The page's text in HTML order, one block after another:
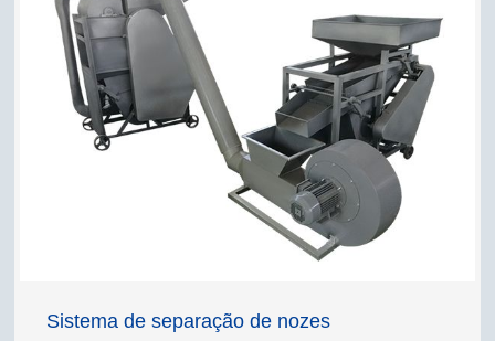
Sistema de separação de nozes